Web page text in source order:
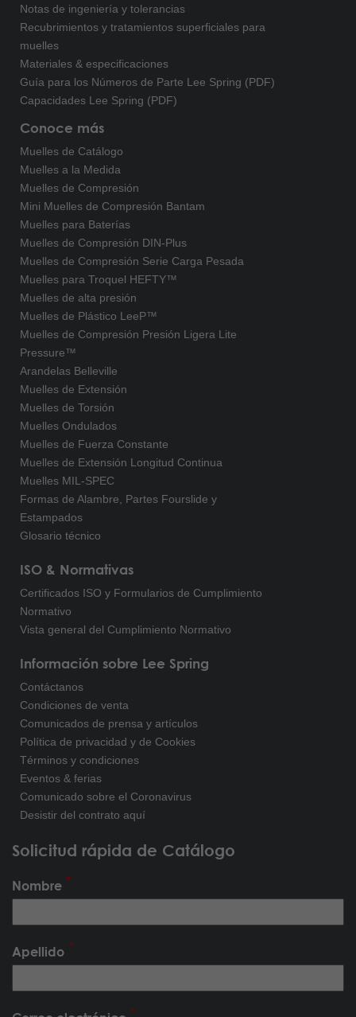
Notas de ingeniería y tolerancias
Recubrimientos y tratamientos superficiales para
muelles
Materiales & especificaciones
Guía para los Números de Parte Lee Spring (PDF)
Capacidades Lee Spring (PDF)
Conoce más
Muelles de Catálogo
Muelles a la Medida
Muelles de Compresión
Mini Muelles de Compresión Bantam
Muelles para Baterías
Muelles de Compresión DIN-Plus
Muelles de Compresión Serie Carga Pesada
Muelles para Troquel HEFTY™
Muelles de alta presión
Muelles de Plástico LeeP™
Muelles de Compresión Presión Ligera Lite
Pressure™
Arandelas Belleville
Muelles de Extensión
Muelles de Torsión
Muelles Ondulados
Muelles de Fuerza Constante
Muelles de Extensión Longitud Continua
Muelles MIL-SPEC
Formas de Alambre, Partes Fourslide y
Estampados
Glosario técnico
ISO & Normativas
Certificados ISO y Formularios de Cumplimiento
Normativo
Vista general del Cumplimiento Normativo
Información sobre Lee Spring
Contáctanos
Condiciones de venta
Comunicados de prensa y artículos
Política de privacidad y de Cookies
Términos y condiciones
Eventos & ferias
Comunicado sobre el Coronavirus
Desistir del contrato aquí
Solicitud rápida de Catálogo
Nombre
Apellido